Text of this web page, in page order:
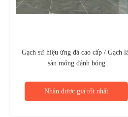
Gạch sứ hiệu ứng đá cao cấp / Gạch
sàn mỏng đánh bóng
Nhận được giá tốt nhất